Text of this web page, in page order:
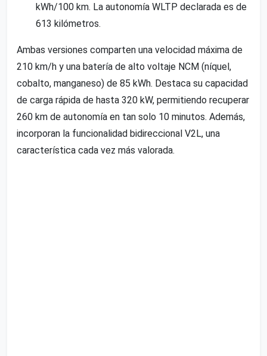
kWh/100 km. La autonomía WLTP declarada es de
613 kilómetros.
Ambas versiones comparten una velocidad máxima de
210 km/h y una batería de alto voltaje NCM (níquel,
cobalto, manganeso) de 85 kWh. Destaca su capacidad
de carga rápida de hasta 320 kW, permitiendo recuperar
260 km de autonomía en tan solo 10 minutos. Además,
incorporan la funcionalidad bidireccional V2L, una
característica cada vez más valorada.